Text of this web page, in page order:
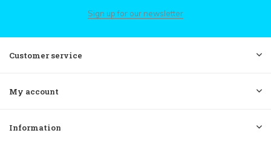
Sign up for our newsletter
Customer service
My account
Information